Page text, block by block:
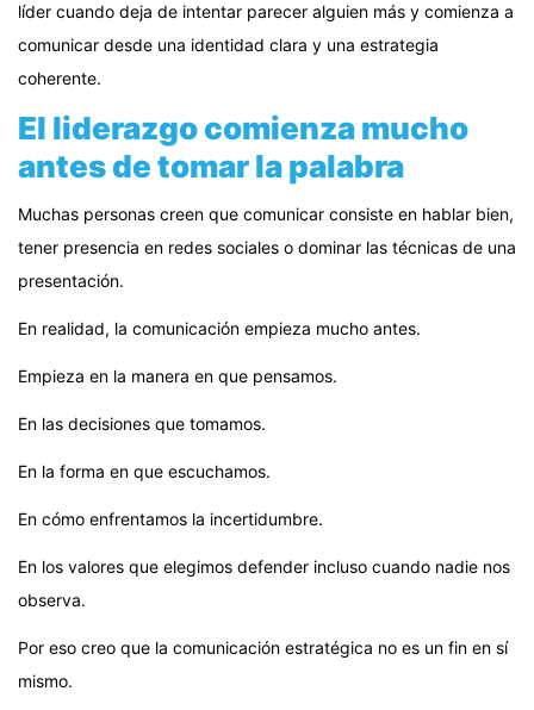
líder cuando deja de intentar parecer alguien más y comienza a
comunicar desde una identidad clara y una estrategia
coherente.
El liderazgo comienza mucho
antes de tomar la palabra
Muchas personas creen que comunicar consiste en hablar bien,
tener presencia en redes sociales o dominar las técnicas de una
presentación.
En realidad, la comunicación empieza mucho antes.
Empieza en la manera en que pensamos.
En las decisiones que tomamos.
En la forma en que escuchamos.
En cómo enfrentamos la incertidumbre.
En los valores que elegimos defender incluso cuando nadie nos
observa.
Por eso creo que la comunicación estratégica no es un fin en sí
mismo.